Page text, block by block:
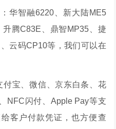
华智融6220、新大陆ME5
腾C83E、鼎智MP35、捷
云码CP10等，我们可以在
付宝、微信、京东白条、花
NFC闪付、Apple Pay等支
客户付款凭证，也方便查